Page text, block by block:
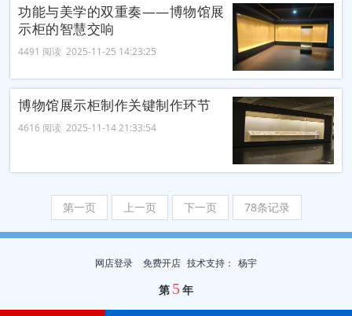
功能与美学的双重奏——博物馆展
示柜的智慧交响
4491 阅读 2025-11-25 14:23:25
博物馆展示柜制作关键制作环节
4616 阅读 2025-11-14 21:33:54
第一页 上一页 下一页 78条记录
网店登录 免费开店 技术支持 ： 杨宇
第 5年